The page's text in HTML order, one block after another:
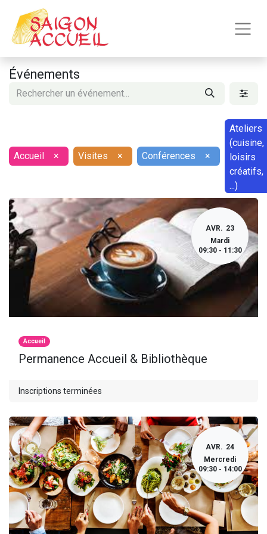
Événements
Accueil × Visites × Conférences ×
Ateliers
(cuisine,
loisirs
créatifs,
...)
AVR. 23
Mardi
09:30 - 11:30
Accueil
Permanence Accueil & Bibliothèque
Inscriptions terminées
AVR. 24
Mercredi
09:30 - 14:00